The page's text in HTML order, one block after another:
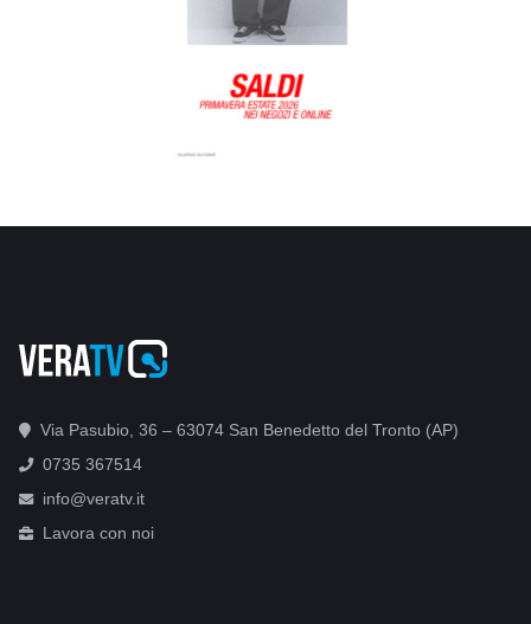
Via Pasubio, 36 – 63074 San Benedetto del Tronto (AP)
0735 367514
info@veratv.it
Lavora con noi